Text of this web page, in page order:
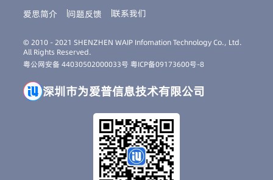
爱思简介 问题反馈 联系我们
© 2010 - 2021 SHENZHEN WAIP Infomation Technology Co., Ltd.
All Rights Reserved.
粤公网安备 44030502000033号粤ICP备09173600号-8
深圳市为爱普信息技术有限公司